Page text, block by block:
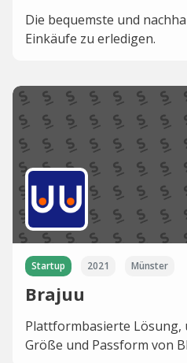
Die bequemste und
Einkäufe zu erledigen.
Startup 2021 Münster
Brajuu
Plattformbasierte Lösung,
Größe und Passform von